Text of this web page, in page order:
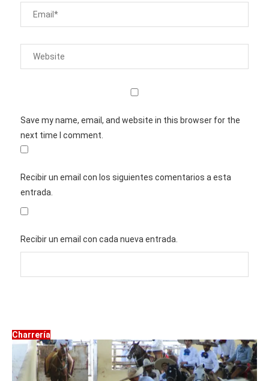
Save my name, email, and website in this browser for the
next time I comment.
Recibir un email con los siguientes comentarios a esta
entrada.
Recibir un email con cada nueva entrada.
Charrería